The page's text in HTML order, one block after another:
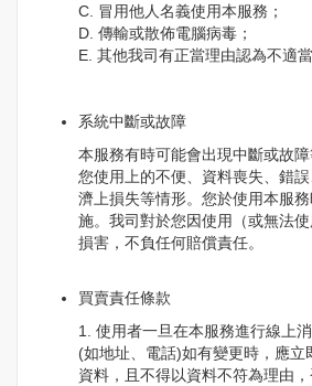
C. 冒用他人名義使用本服務；
D. 傳輸或散佈電腦病毒；
E. 其他我司有正當理由認為不適當
系統中斷或故障
本服務有時可能會出現中斷或故
您使用上的不便、資料喪失、錯
濟上損失等情形。您於使用本服
施。我司對於您因使用（或無法
損害，不負任何賠償責任。
買賣責任條款
1. 使用者一旦在本服務進行線上
(如地址、電話)如有變更時，應立
資料，且不得以資料不符為理由